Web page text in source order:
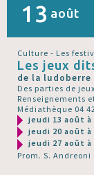
13 août
Culture - Les
Les jeux
de la ludoberre
Des parties de
Renseignements
Médiathèque 04
jeudi 13 août à
jeudi 20 août à
jeudi 27 août à
Prom. S. Andreoni